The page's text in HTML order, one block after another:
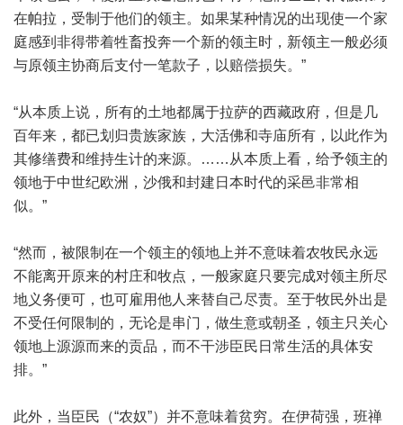
在帕拉，受制于他们的领主。如果某种情况的出现使一个家
庭感到非得带着牲畜投奔一个新的领主时，新领主一般必须
与原领主协商后支付一笔款子，以赔偿损失。”
“从本质上说，所有的土地都属于拉萨的西藏政府，但是几
百年来，都已划归贵族家族，大活佛和寺庙所有，以此作为
其修缮费和维持生计的来源。……从本质上看，给予领主的
领地于中世纪欧洲，沙俄和封建日本时代的采邑非常相
似。”
“然而，被限制在一个领主的领地上并不意味着农牧民永远
不能离开原来的村庄和牧点，一般家庭只要完成对领主所尽
地义务便可，也可雇用他人来替自己尽责。至于牧民外出是
不受任何限制的，无论是串门，做生意或朝圣，领主只关心
领地上源源而来的贡品，而不干涉臣民日常生活的具体安
排。”
此外，当臣民（“农奴”）并不意味着贫穷。在伊荷强，班禅